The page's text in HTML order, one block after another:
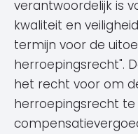
verantwoordelijk is
kwaliteit en
termijn voor de
herroepingsrecht".
het recht voor om
herroepingsrecht